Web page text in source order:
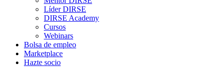
Líder DIRSE
DIRSE Academy
Cursos
Webinars
Bolsa de empleo
Marketplace
Hazte socio